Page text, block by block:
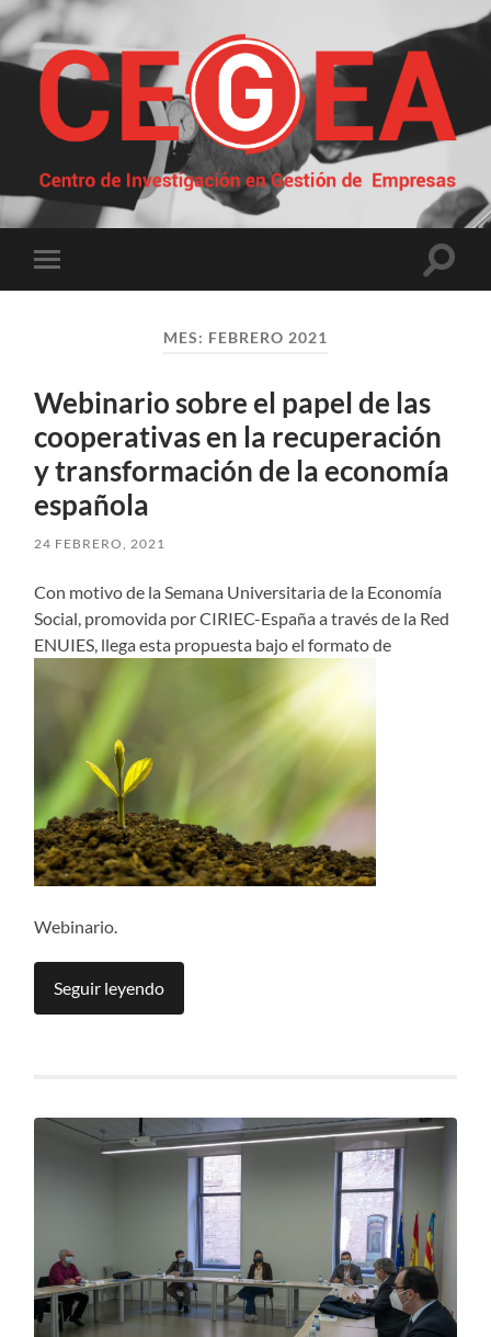
Centro
de
Investigación
Empresas
Alternar
el
MES: FEBRERO 2021
Webinario sobre el papel de las
cooperativas en la recuperación
y transformación de la economía
española
24 FEBRERO, 2021
Con motivo de la Semana Universitaria de la Economía
Social, promovida por CIRIEC-España a través de la Red
ENUIES, llega esta propuesta bajo el formato de
Webinario.
Seguir leyendo